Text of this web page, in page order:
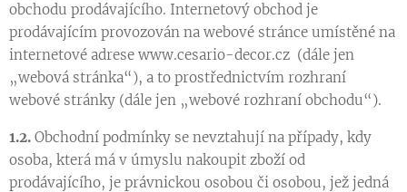
obchodu prodávajícího. Internetový obchod je
prodávajícím provozován na webové stránce umístěné na
internetové adrese www.cesario-decor.cz (dále jen
„webová stránka“), a to prostřednictvím rozhraní
webové stránky (dále jen „webové rozhraní obchodu“).
1.2. Obchodní podmínky se nevztahují na případy, kdy
osoba, která má v úmyslu nakoupit zboží od
prodávajícího, je právnickou osobou či osobou, jež jedná